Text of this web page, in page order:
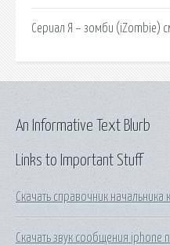
Сериал Я – зомби (iZombie)
Links to Important Stuff
Скачать справочник начальника
Скачать звук сообщения iphone
An Informative Text Blurb